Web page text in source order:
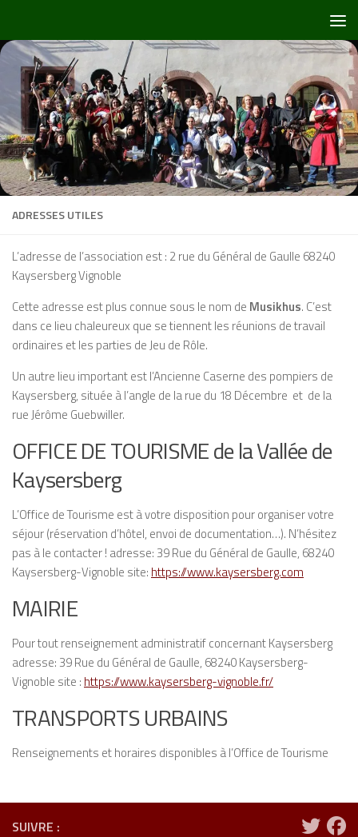
ADRESSES UTILES
L’adresse de l’association est : 2 rue du Général de Gaulle 68240
Kaysersberg Vignoble
Cette adresse est plus connue sous le nom de Musikhus. C’est
dans ce lieu chaleureux que se tiennent les réunions de travail
ordinaires et les parties de Jeu de Rôle.
Un autre lieu important est l’Ancienne Caserne des pompiers de
Kaysersberg, située à l’angle de la rue du 18 Décembre et de la
rue Jérôme Guebwiller.
OFFICE DE TOURISME de la Vallée de
Kaysersberg
L’Office de Tourisme est à votre disposition pour organiser votre
séjour (réservation d’hôtel, envoi de documentation…). N’hésitez
pas à le contacter ! adresse: 39 Rue du Général de Gaulle, 68240
Kaysersberg-Vignoble site: https://www.kaysersberg.com
MAIRIE
Pour tout renseignement administratif concernant Kaysersberg
adresse: 39 Rue du Général de Gaulle, 68240 Kaysersberg-
Vignoble site : https://www.kaysersberg-vignoble.fr/
TRANSPORTS URBAINS
Renseignements et horaires disponibles à l’Office de Tourisme
SUIVRE :